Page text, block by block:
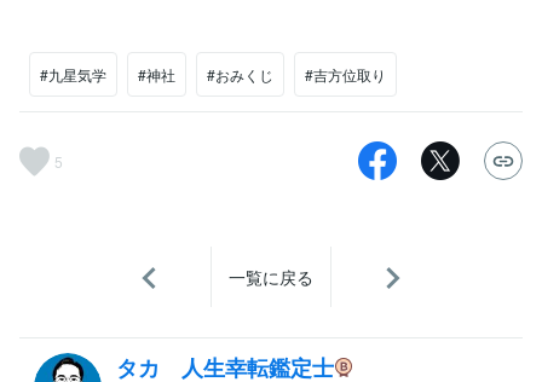
#九星気学 #神社 #おみくじ #吉方位取り
5
一覧に戻る
タカ 人生幸転鑑定士